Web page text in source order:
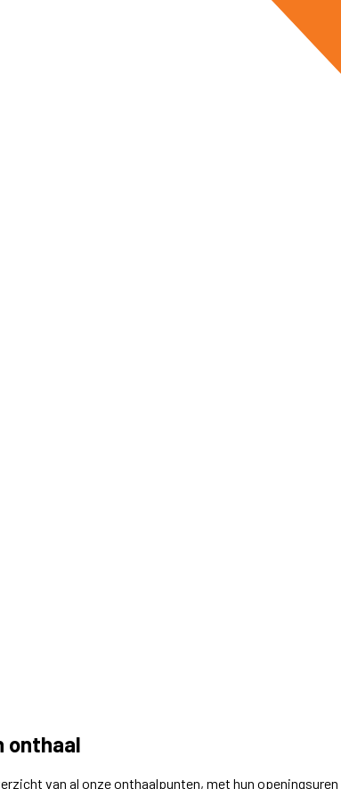
onthaal
van al onze onthaalpunten, met hun